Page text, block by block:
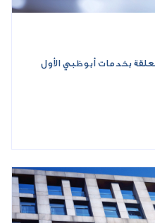
بخدمات أبوظبي الأول